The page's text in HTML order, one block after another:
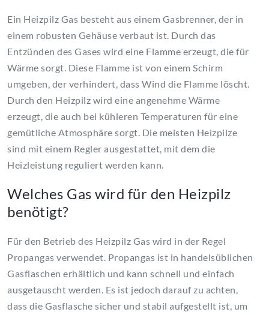
Ein Heizpilz Gas besteht aus einem Gasbrenner, der in
einem robusten Gehäuse verbaut ist. Durch das
Entzünden des Gases wird eine Flamme erzeugt, die für
Wärme sorgt. Diese Flamme ist von einem Schirm
umgeben, der verhindert, dass Wind die Flamme löscht.
Durch den Heizpilz wird eine angenehme Wärme
erzeugt, die auch bei kühleren Temperaturen für eine
gemütliche Atmosphäre sorgt. Die meisten Heizpilze
sind mit einem Regler ausgestattet, mit dem die
Heizleistung reguliert werden kann.
Welches Gas wird für den Heizpilz
benötigt?
Für den Betrieb des Heizpilz Gas wird in der Regel
Propangas verwendet. Propangas ist in handelsüblichen
Gasflaschen erhältlich und kann schnell und einfach
ausgetauscht werden. Es ist jedoch darauf zu achten,
dass die Gasflasche sicher und stabil aufgestellt ist, um